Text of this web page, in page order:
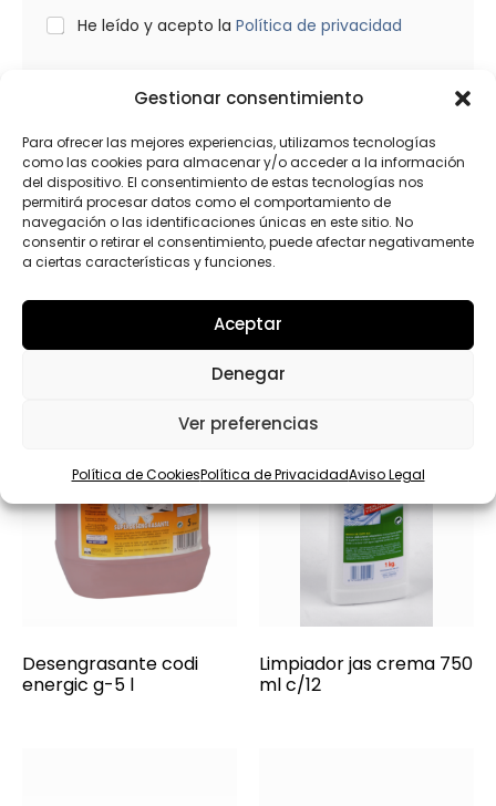
Gestionar consentimiento
Para ofrecer las mejores experiencias, utilizamos tecnologías
como las cookies para almacenar y/o acceder a la información
del dispositivo. El consentimiento de estas tecnologías nos
permitirá procesar datos como el comportamiento de
navegación o las identificaciones únicas en este sitio. No
consentir o retirar el consentimiento, puede afectar negativamente
a ciertas características y funciones.
Aceptar
Denegar
Ver preferencias
Política de CookiesPolítica de PrivacidadAviso Legal
s
S
i
o
n
a
L
O
He leído y acepto la Política de privacidad
Productos relacionados
Desengrasante codi
energic g-5 l
Limpiador jas crema 750
ml c/12